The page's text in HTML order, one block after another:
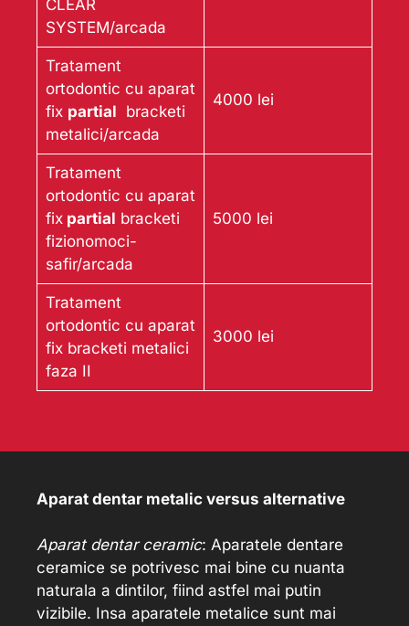
CLEAR
SYSTEM/arcada
Tratament
ortodontic cu aparat
fix partial bracketi
metalici/arcada
4000 lei
Tratament
ortodontic cu aparat
fixpartial bracketi
fizionomoci-
safir/arcada
5000 lei
Tratament
ortodontic cu aparat
fix bracketi metalici
faza II
3000 lei
Aparat dentar metalic versus alternative
Aparat dentar ceramic: Aparatele dentare
ceramice se potrivesc mai bine cu nuanta
naturala a dintilor, fiind astfel mai putin
vizibile. Insa aparatele metalice sunt mai